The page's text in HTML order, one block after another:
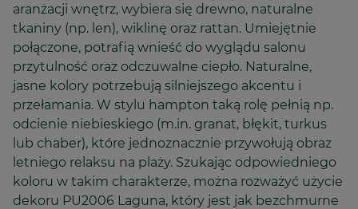
aranżacji wnętrz, wybiera się drewno, naturalne
tkaniny (np. len), wiklinę oraz rattan. Umiejętnie
połączone, potrafią wnieść do wyglądu salonu
przytulność oraz odczuwalne ciepło. Naturalne,
jasne kolory potrzebują silniejszego akcentu i
przełamania. W stylu hampton taką rolę pełnią np.
odcienie niebieskiego (m.in. granat, błękit, turkus
lub chaber), które jednoznacznie przywołują obraz
letniego relaksu na plaży. Szukając odpowiedniego
koloru w takim charakterze, można rozważyć użycie
dekoru PU2006 Laguna, który jest jak bezchmurne